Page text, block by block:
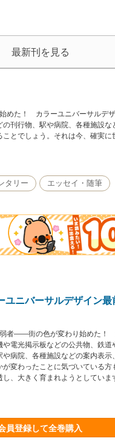
最新刊を見る
た！ カラーユニバーサルデ
刊行物、駅や病院、各種施設
とでしょう。それは今、確実
タリー エッセイ・随筆
ユニバーサルデザイン最
弱者――街の色が変わり始めた！
電光掲示板などの公共物、鉄道
病院、各種施設などの案内表示
変わったことに気づいている方
、大きく育まれようとしていま
員登録して全巻購入